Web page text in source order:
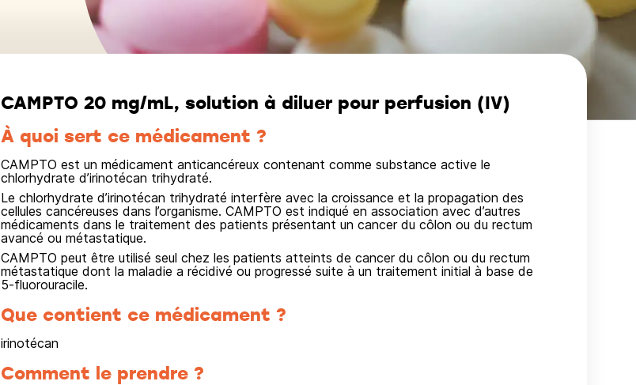
CAMPTO 20 mg/mL, solution à diluer pour perfusion (IV)
À quoi sert ce médicament ?
CAMPTO est un médicament anticancéreux contenant comme substance active le
chlorhydrate d’irinotécan trihydraté.
Le chlorhydrate d’irinotécan trihydraté interfère avec la croissance et la propagation des
cellules cancéreuses dans l’organisme. CAMPTO est indiqué en association avec d’autres
médicaments dans le traitement des patients présentant un cancer du côlon ou du rectum
avancé ou métastatique.
CAMPTO peut être utilisé seul chez les patients atteints de cancer du côlon ou du rectum
métastatique dont la maladie a récidivé ou progressé suite à un traitement initial à base de
5‑fluorouracile.
Que contient ce médicament ?
irinotécan
Comment le prendre ?